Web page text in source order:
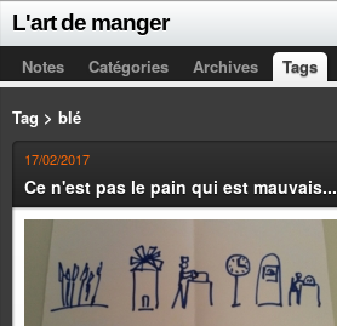
L'art de manger
Notes Catégories Archives Tags
Tag > blé
17/02/2017
Ce n'est pas le pain qui est mauvais...